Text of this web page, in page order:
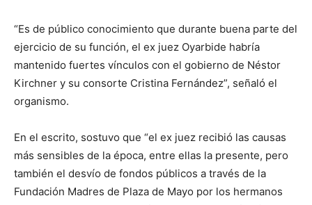
“Es de público conocimiento que durante buena parte del
ejercicio de su función, el ex juez Oyarbide habría
mantenido fuertes vínculos con el gobierno de Néstor
Kirchner y su consorte Cristina Fernández”, señaló el
organismo.
En el escrito, sostuvo que “el ex juez recibió las causas
más sensibles de la época, entre ellas la presente, pero
también el desvío de fondos públicos a través de la
Fundación Madres de Plaza de Mayo por los hermanos